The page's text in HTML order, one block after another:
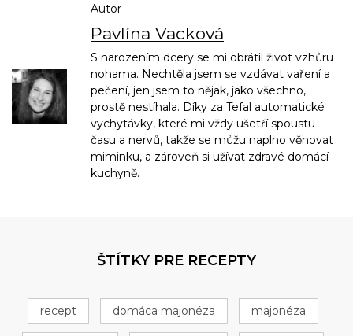
Autor
Pavlína Vacková
S narozením dcery se mi obrátil život vzhůru
nohama. Nechtěla jsem se vzdávat vaření a
pečení, jen jsem to nějak, jako všechno,
prostě nestíhala. Díky za Tefal automatické
vychytávky, které mi vždy ušetří spoustu
času a nervů, takže se můžu naplno věnovat
miminku, a zároveň si užívat zdravé domácí
kuchyně.
ŠTÍTKY PRE RECEPTY
recept domáca majonéza majonéza